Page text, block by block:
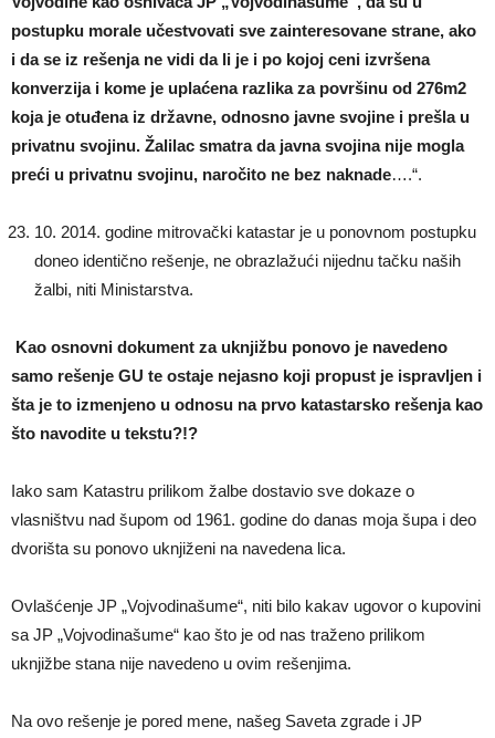
postupku morale učestvovati sve zainteresovane strane, ako
i da se iz rešenja ne vidi da li je i po kojoj ceni izvršena
konverzija i kome je uplaćena razlika za površinu od 276m2
koja je otuđena iz državne, odnosno javne svojine i prešla u
privatnu svojinu. Žalilac smatra da javna svojina nije mogla
preći u privatnu svojinu, naročito ne bez naknade….“.
10. 2014. godine mitrovački katastar je u ponovnom postupku
doneo identično rešenje, ne obrazlažući nijednu tačku naših
žalbi, niti Ministarstva.
Kao osnovni dokument za uknjižbu ponovo je navedeno
samo rešenje GU te ostaje nejasno koji propust je ispravljen i
šta je to izmenjeno u odnosu na prvo katastarsko rešenja kao
što navodite u tekstu?!?
Iako sam Katastru prilikom žalbe dostavio sve dokaze o
vlasništvu nad šupom od 1961. godine do danas moja šupa i deo
dvorišta su ponovo uknjiženi na navedena lica.
Ovlašćenje JP „Vojvodinašume“, niti bilo kakav ugovor o kupovini
sa JP „Vojvodinašume“ kao što je od nas traženo prilikom
uknjižbe stana nije navedeno u ovim rešenjima.
Na ovo rešenje je pored mene, našeg Saveta zgrade i JP